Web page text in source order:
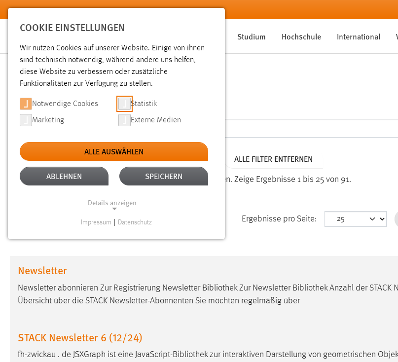
Zum Hauptinhalt springen
Studium Hochschule International
SUCHE
Aktive Filter: TYP: SEITEN ALTER: ÜBER EIN JAHR ALLE FILTER ENTFERNEN
Gesucht nach "bibliothek". Es wurden 91 Ergebnisse gefunden. Zeige Ergebnisse 1 bis 25 von 91.
Ergebnisse pro Seite:
Newsletter
Newsletter abonnieren Zur Registrierung Newsletter BibliothekZur Newsletter BibliothekAnzahl der STACK
Übersicht über die STACK Newsletter-Abonnenten Sie möchten regelmäßig über
STACK Newsletter 6 (12/24)
fh-zwickau . de JSXGraph ist eine JavaScript-Bibliothekzur interaktiven Darstellung von geometrischen
COOKIE EINSTELLUNGEN
Wir nutzen Cookies auf unserer Website. Einige von ihnen
sind technisch notwendig, während andere uns helfen,
diese Website zu verbessern oder zusätzliche
Funktionalitäten zur Verfügung zu stellen.
Notwendige Cookies Statistik
Marketing Externe Medien
ALLE AUSWÄHLEN
ABLEHNEN SPEICHERN
Details anzeigen
Website erforderlich.
Einverständnis
Zweck:
Dieser Cookie speichert die
ausgewählten Einverständnis-Optionen
des Benutzers
Impressum Datenschutz